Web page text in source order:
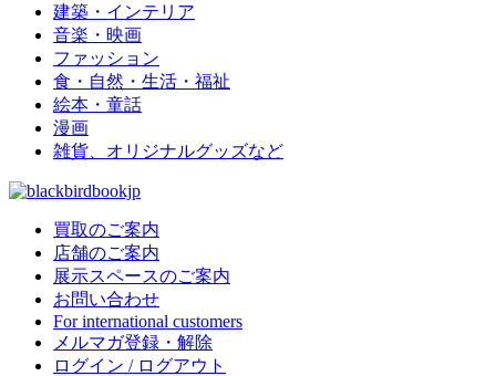
建築・インテリア
音楽・映画
ファッション
食・自然・生活・福祉
絵本・童話
漫画
雑貨、オリジナルグッズなど
買取のご案内
店舗のご案内
展示スペースのご案内
お問い合わせ
For international customers
メルマガ登録・解除
ログイン / ログアウト